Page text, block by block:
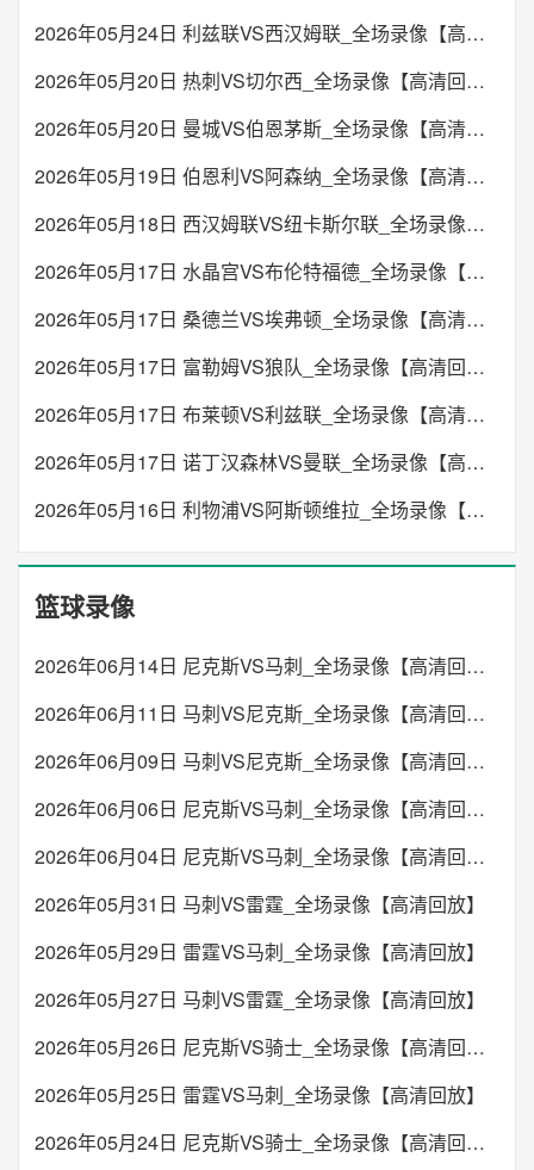
2026年05月24日 利兹联VS西汉姆联_全场录像【高清回放】
2026年05月20日 热刺VS切尔西_全场录像【高清回放】
2026年05月20日 曼城VS伯恩茅斯_全场录像【高清回放】
2026年05月19日 伯恩利VS阿森纳_全场录像【高清回放】
2026年05月18日 西汉姆联VS纽卡斯尔联_全场录像【高清回放】
2026年05月17日 水晶宫VS布伦特福德_全场录像【高清回放】
2026年05月17日 桑德兰VS埃弗顿_全场录像【高清回放】
2026年05月17日 富勒姆VS狼队_全场录像【高清回放】
2026年05月17日 布莱顿VS利兹联_全场录像【高清回放】
2026年05月17日 诺丁汉森林VS曼联_全场录像【高清回放】
2026年05月16日 利物浦VS阿斯顿维拉_全场录像【高清回放】
篮球录像
2026年06月14日 尼克斯VS马刺_全场录像【高清回放】
2026年06月11日 马刺VS尼克斯_全场录像【高清回放】
2026年06月09日 马刺VS尼克斯_全场录像【高清回放】
2026年06月06日 尼克斯VS马刺_全场录像【高清回放】
2026年06月04日 尼克斯VS马刺_全场录像【高清回放】
2026年05月31日 马刺VS雷霆_全场录像【高清回放】
2026年05月29日 雷霆VS马刺_全场录像【高清回放】
2026年05月27日 马刺VS雷霆_全场录像【高清回放】
2026年05月26日 尼克斯VS骑士_全场录像【高清回放】
2026年05月25日 雷霆VS马刺_全场录像【高清回放】
2026年05月24日 尼克斯VS骑士_全场录像【高清回放】